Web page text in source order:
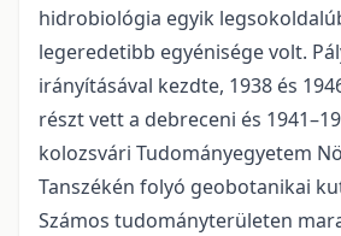
hidrobiológia egyik
legeredetibb egyénisége volt.
irányításával kezdte, 1938 és
részt vett a debreceni és
kolozsvári Tudományegyetem
Tanszékén folyó geobotanikai
Számos tudományterületen